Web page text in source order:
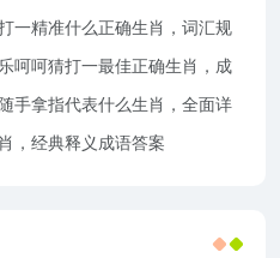
一精准什么正确生肖，词汇规
呵呵猜打一最佳正确生肖，成
手拿指代表什么生肖，全面详
，经典释义成语答案